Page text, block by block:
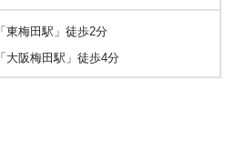
「東梅田駅」徒歩2分
「大阪梅田駅」徒歩4分